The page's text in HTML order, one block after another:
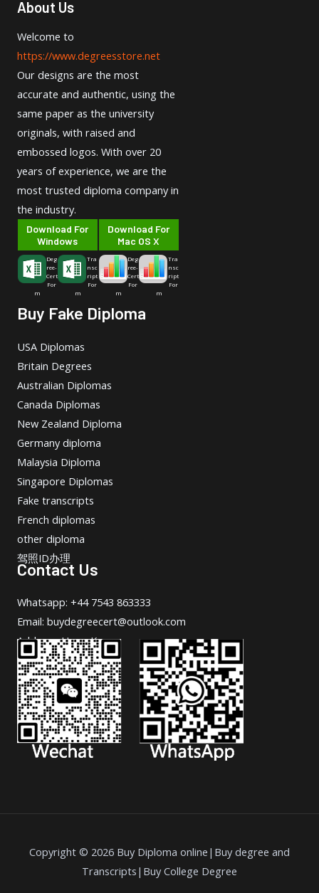
About Us
Welcome to
https://www.degreesstore.net
Our designs are the most
accurate and authentic, using the
same paper as the university
originals, with raised and
embossed logos. With over 20
years of experience, we are the
most trusted diploma company in
the industry.
Download For
Windows
Deg
ree-
Cert
For
m
Tra
nsc
ript
For
m
Download For
Mac OS X
Deg
ree-
Cert
For
m
Tra
nsc
ript
For
m
Buy Fake Diploma
USA Diplomas
Britain Degrees
Australian Diplomas
Canada Diplomas
New Zealand Diploma
Germany diploma
Malaysia Diploma
Singapore Diplomas
Fake transcripts
French diplomas
other diploma
驾照ID办理
Contact Us
Whatsapp: +44 7543 863333
Email: buydegreecert@outlook.com
Address: Hong Kong.
Copyright © 2026 Buy Diploma online|Buy degree and
Transcripts|Buy College Degree